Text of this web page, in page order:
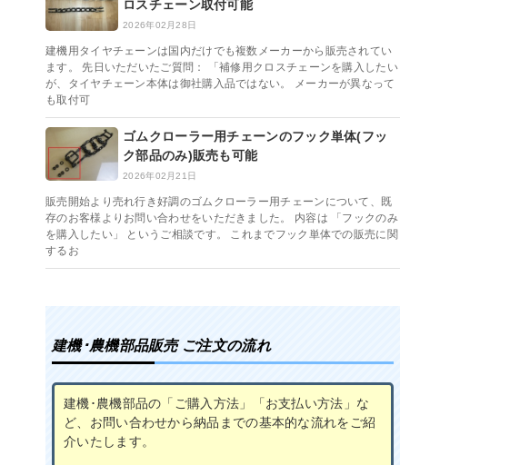
ロスチェーン取付可能
2026年02月28日
建機用タイヤチェーンは国内だけでも複数メーカーから販売されてい
ます。 先日いただいたご質問： 「補修用クロスチェーンを購入したい
が、タイヤチェーン本体は御社購入品ではない。 メーカーが異なって
も取付可
ゴムクローラー用チェーンのフック単体(フッ
ク部品のみ)販売も可能
2026年02月21日
販売開始より売れ行き好調のゴムクローラー用チェーンについて、既
存のお客様よりお問い合わせをいただきました。 内容は 「フックのみ
を購入したい」 というご相談です。 これまでフック単体での販売に関
するお
建機･農機部品販売 ご注文の流れ
建機･農機部品の「ご購入方法」「お支払い方法」な
ど、お問い合わせから納品までの基本的な流れをご紹
介いたします。